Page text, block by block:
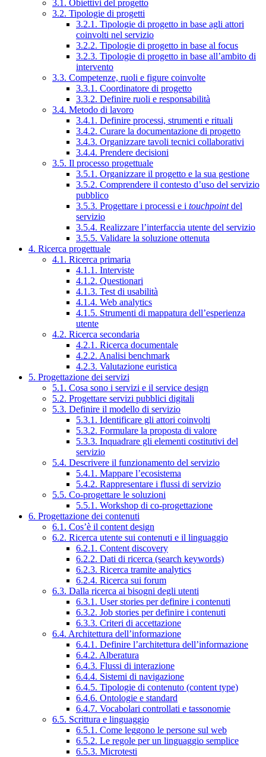
3.1. Obiettivi del progetto
3.2. Tipologie di progetti
3.2.1. Tipologie di progetto in base agli attori
coinvolti nel servizio
3.2.2. Tipologie di progetto in base al focus
3.2.3. Tipologie di progetto in base all’ambito di
intervento
3.3. Competenze, ruoli e figure coinvolte
3.3.1. Coordinatore di progetto
3.3.2. Definire ruoli e responsabilità
3.4. Metodo di lavoro
3.4.1. Definire processi, strumenti e rituali
3.4.2. Curare la documentazione di progetto
3.4.3. Organizzare tavoli tecnici collaborativi
3.4.4. Prendere decisioni
3.5. Il processo progettuale
3.5.1. Organizzare il progetto e la sua gestione
3.5.2. Comprendere il contesto d’uso del servizio
pubblico
3.5.3. Progettare i processi e i touchpointdel
servizio
3.5.4. Realizzare l’interfaccia utente del servizio
3.5.5. Validare la soluzione ottenuta
4. Ricerca progettuale
4.1. Ricerca primaria
4.1.1. Interviste
4.1.2. Questionari
4.1.3. Test di usabilità
4.1.4. Web analytics
4.1.5. Strumenti di mappatura dell’esperienza
utente
4.2. Ricerca secondaria
4.2.1. Ricerca documentale
4.2.2. Analisi benchmark
4.2.3. Valutazione euristica
5. Progettazione dei servizi
5.1. Cosa sono i servizi e il service design
5.2. Progettare servizi pubblici digitali
5.3. Definire il modello di servizio
5.3.1. Identificare gli attori coinvolti
5.3.2. Formulare la proposta di valore
5.3.3. Inquadrare gli elementi costitutivi del
servizio
5.4. Descrivere il funzionamento del servizio
5.4.1. Mappare l’ecosistema
5.4.2. Rappresentare i flussi di servizio
5.5. Co-progettare le soluzioni
5.5.1. Workshop di co-progettazione
6. Progettazione dei contenuti
6.1. Cos’è il content design
6.2. Ricerca utente sui contenuti e il linguaggio
6.2.1. Content discovery
6.2.2. Dati di ricerca (search keywords)
6.2.3. Ricerca tramite analytics
6.2.4. Ricerca sui forum
6.3. Dalla ricerca ai bisogni degli utenti
6.3.1. User stories per definire i contenuti
6.3.2. Job stories per definire i contenuti
6.3.3. Criteri di accettazione
6.4. Architettura dell’informazione
6.4.1. Definire l’architettura dell’informazione
6.4.2. Alberatura
6.4.3. Flussi di interazione
6.4.4. Sistemi di navigazione
6.4.5. Tipologie di contenuto (content type)
6.4.6. Ontologie e standard
6.4.7. Vocabolari controllati e tassonomie
6.5. Scrittura e linguaggio
6.5.1. Come leggono le persone sul web
6.5.2. Le regole per un linguaggio semplice
6.5.3. Microtesti